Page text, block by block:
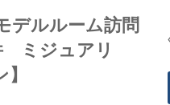
デルルーム訪問
ミジュアリ